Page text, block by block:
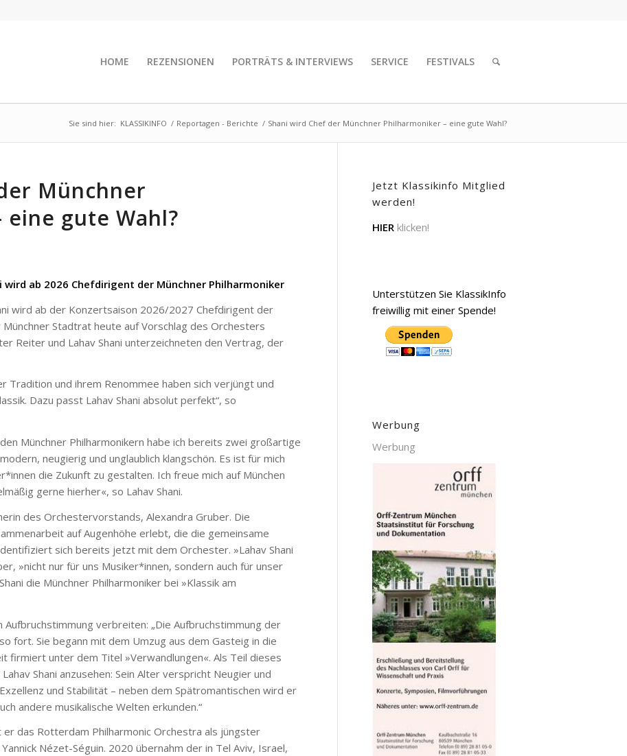
HOME REZENSIONEN PORTRÄTS & INTERVIEWS SERVICE FESTIVALS
Sie sind hier: KLASSIKINFO / Reportagen - Berichte / Shani wird Chef der Münchner Philharmoniker – eine gute Wahl?
Münchner
gute Wahl?
wird ab 2026 Chefdirigent der Münchner Philharmoniker
wird ab der Konzertsaison 2026/2027 Chefdirigent der
Stadtrat heute auf Vorschlag des Orchesters
Reiter und Lahav Shani unterzeichneten den Vertrag, der
Tradition und ihrem Renommee haben sich verjüngt und
Dazu passt Lahav Shani absolut perfekt“, so
Münchner Philharmonikern habe ich bereits zwei großartige
neugierig und unglaublich klangschön. Es ist für mich
die Zukunft zu gestalten. Ich freue mich auf München
gerne hierher«, so Lahav Shani.
des Orchestervorstands, Alexandra Gruber. Die
auf Augenhöhe erlebt, die die gemeinsame
sich bereits jetzt mit dem Orchester. »Lahav Shani
»nicht nur für uns Musiker*innen, sondern auch für unser
die Münchner Philharmoniker bei »Klassik am
Aufbruchstimmung verbreiten: „Die Aufbruchstimmung der
fort. Sie begann mit dem Umzug aus dem Gasteig in die
firmiert unter dem Titel »Verwandlungen«. Als Teil dieses
Shani anzusehen: Sein Alter verspricht Neugier und
und Stabilität – neben dem Spätromantischen wird er
andere musikalische Welten erkunden.“
das Rotterdam Philharmonic Orchestra als jüngster
Nézet-Séguin. 2020 übernahm der in Tel Aviv, Israel,
Jetzt Klassikinfo Mitglied
werden!
HIER klicken!
Unterstützen Sie KlassikInfo
freiwillig mit einer Spende!
Werbung
Werbung